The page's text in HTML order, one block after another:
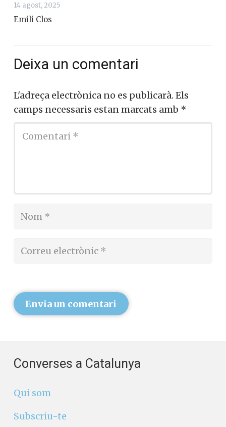
14 agost, 2025
Emili Clos
Deixa un comentari
L'adreça electrònica no es publicarà. Els
camps necessaris estan marcats amb *
Envia un comentari
Converses a Catalunya
Qui som
Subscriu-te